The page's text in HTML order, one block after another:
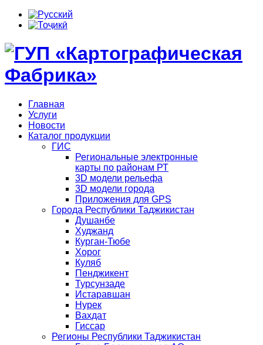
Главная
Услуги
Новости
Каталог продукции
ГИС
Региональные электронные
карты по районам РТ
3D модели рельефа
3D модели города
Приложения для GPS
Города Республики Таджикистан
Душанбе
Худжанд
Курган-Тюбе
Хорог
Куляб
Пенджикент
Турсунзаде
Истаравшан
Нурек
Вахдат
Гиссар
Регионы Республики Таджикистан